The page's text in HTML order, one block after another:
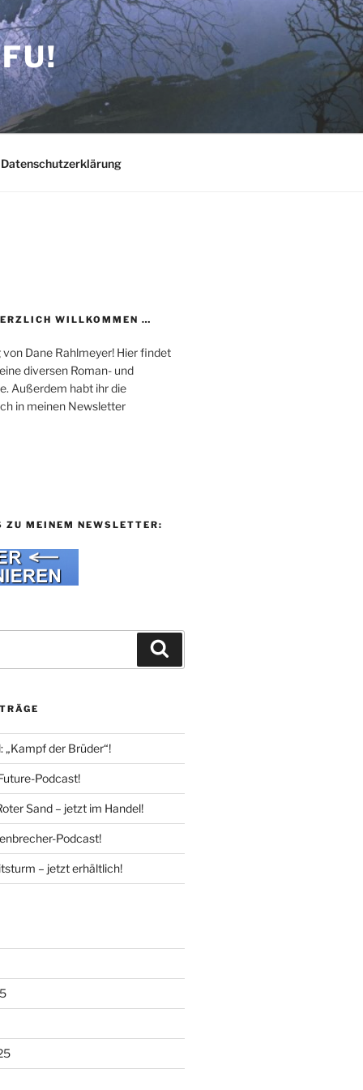
Datenschutzerklärung
WILLKOMMEN …
Dane Rahlmeyer! Hier findet
diversen Roman- und
Außerdem habt ihr die
in meinen Newsletter
ZU MEINEM NEWSLETTER:
„Kampf der Brüder“!
Podcast!
Sand – jetzt im Handel!
Podcast!
– jetzt erhältlich!